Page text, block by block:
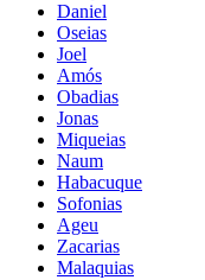
Daniel
Oseias
Joel
Amós
Obadias
Jonas
Miqueias
Naum
Habacuque
Sofonias
Ageu
Zacarias
Malaquias